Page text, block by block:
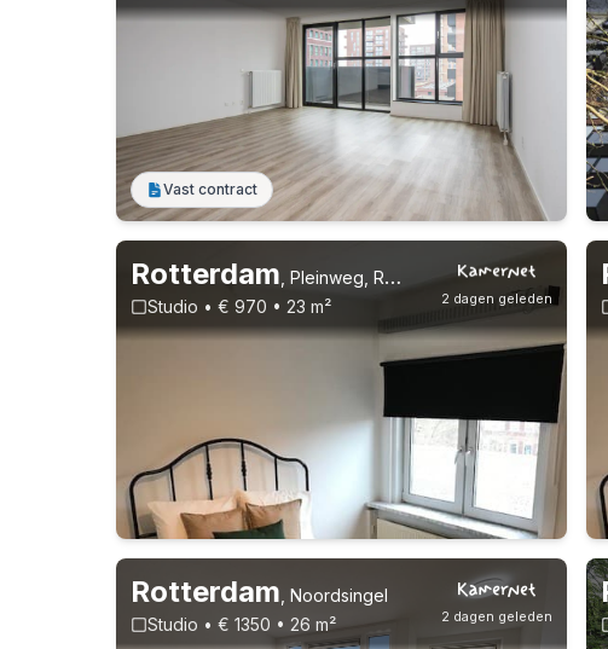
Vast contract
2 dagen geleden
Rotterdam Pleinweg, Rotterdam Zuid
Studio • € 970 • 23 m²
2 dagen geleden
Rotterdam Noordsingel
Studio • € 1350 • 26 m²